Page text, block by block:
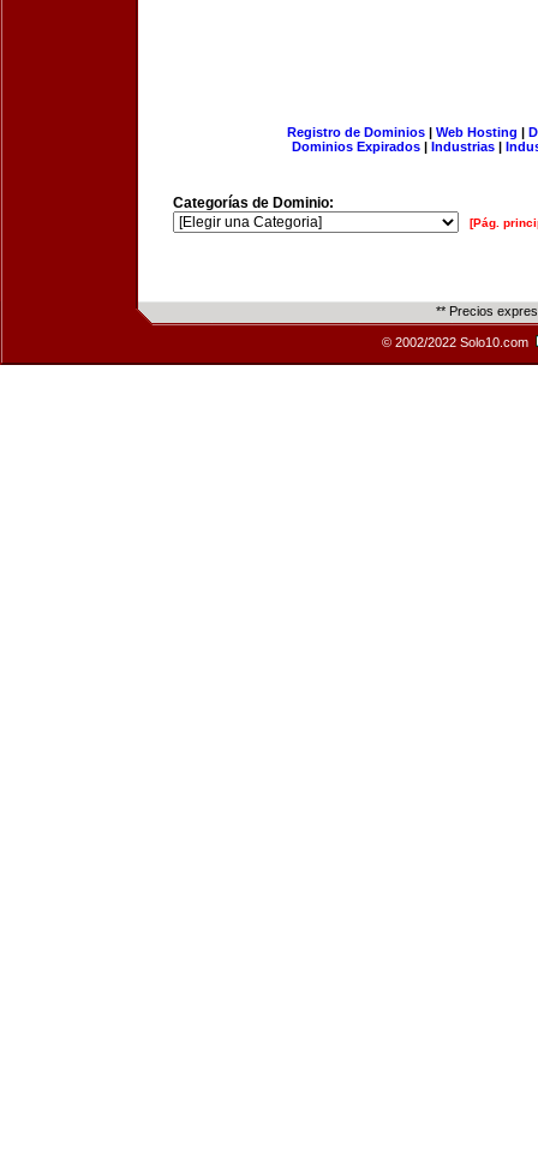
Registro de Dominios| Web Hosting |
Dominios Expirados | Industrias |
Categorías de Dominio:
[Pág.
** Precios
© 2002/2022 Solo10.com